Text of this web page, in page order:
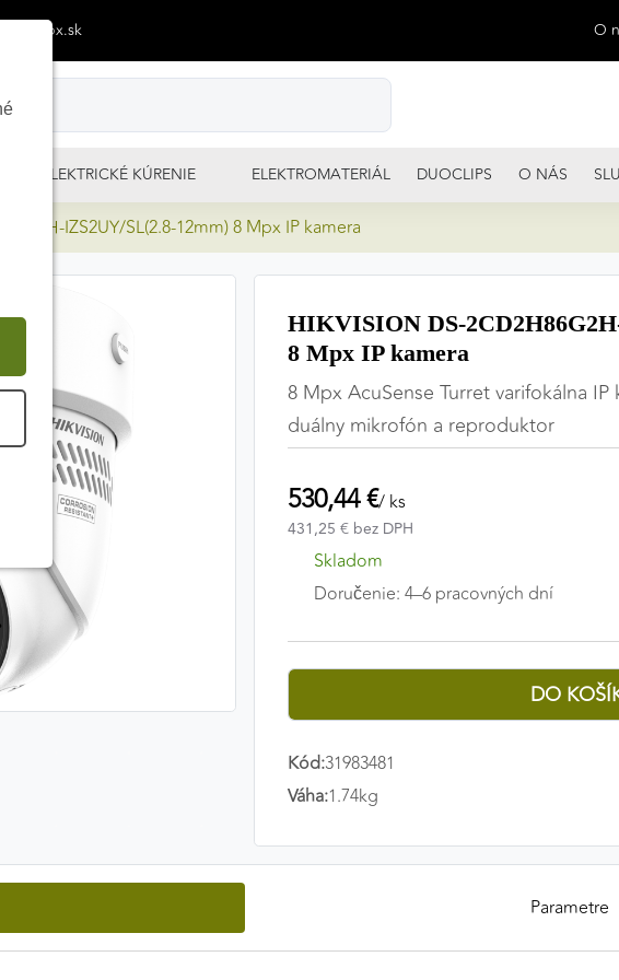
O
ELEKTRICKÉ KÚRENIE ELEKTROMATERIÁL DUOCLIPS O NÁS
IZS2UY/SL(2.8-12mm) 8 Mpx IP kamera
HIKVISION DS-
8 Mpx IP kamera
8 Mpx AcuSense Turret varifokálna IP
duálny mikrofón a reproduktor
530,44 €/ ks
431,25 € bez DPH
Skladom
Doručenie: 4–6 pracovných dní
Kód:31983481
Váha:1.74kg
Parametre